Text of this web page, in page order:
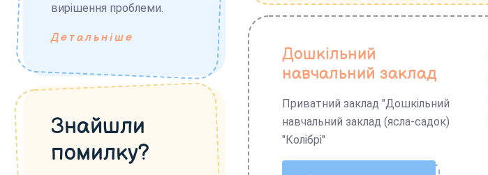
вирішення проблеми.
Детальніше
Знайшли
помилку?
Дошкільний
навчальний заклад
Приватний заклад "Дошкільний
навчальний заклад (ясла-садок)
"Колібрі"